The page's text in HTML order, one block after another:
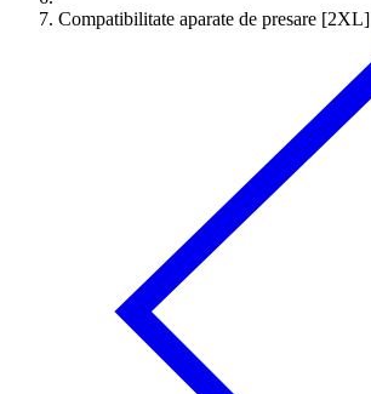
Compatibilitate aparate de presare [2XL]